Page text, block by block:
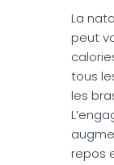
La
peut
tous
les
repos